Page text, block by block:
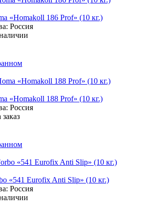
«Homakoll 186 Prof» (10 кг.)
Россия
«Homakoll 188 Prof» (10 кг.)
Россия
«541 Eurofix Anti Slip» (10 кг.)
Россия